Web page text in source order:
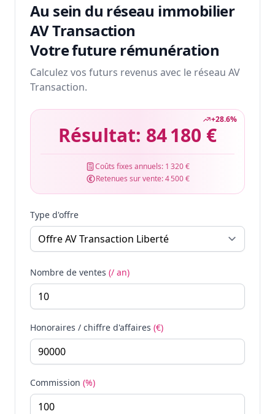
Au sein du réseau immobilier
AV Transaction
Votre future rémunération
Calculez vos futurs revenus avec le réseau AV
Transaction.
+28.6%
Résultat: 84 180 €
Coûts fixes annuels: 1 320 €
Retenues sur vente:4 500 €
Type d'offre
Nombre de ventes (/ an)
Honoraires / chiffre d'affaires (€)
Commission (%)